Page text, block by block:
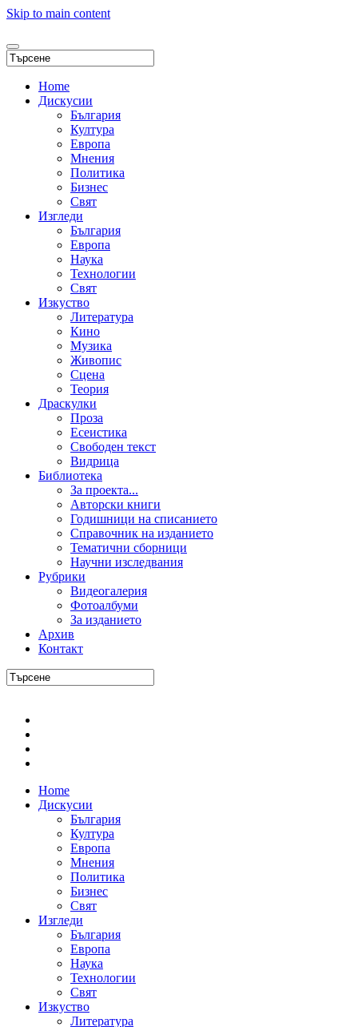
Skip to main content
Home
Дискусии
България
Култура
Европа
Мнения
Политика
Бизнес
Свят
Изгледи
България
Европа
Наука
Технологии
Свят
Изкуство
Литература
Кино
Музика
Живопис
Сцена
Теория
Драскулки
Проза
Есеистика
Свободен текст
Видрица
Библиотека
За проекта...
Авторски книги
Годишници на списанието
Справочник на изданието
Тематични сборници
Научни изследвания
Рубрики
Видеогалерия
Фотоалбуми
За изданието
Архив
Контакт
Home
Дискусии
България
Култура
Европа
Мнения
Политика
Бизнес
Свят
Изгледи
България
Европа
Наука
Технологии
Свят
Изкуство
Литература